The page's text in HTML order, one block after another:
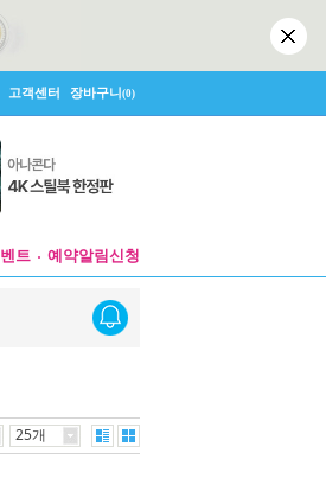
고객센터 장바구니(0)
트 예약알림신청
25개